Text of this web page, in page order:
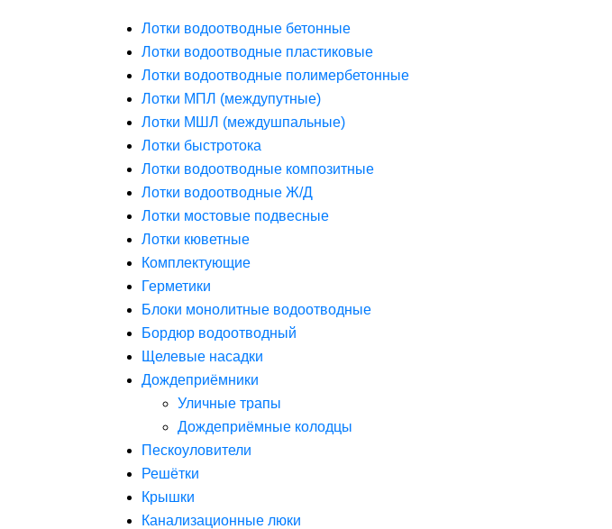
Лотки водоотводные бетонные
Лотки водоотводные пластиковые
Лотки водоотводные полимербетонные
Лотки МПЛ (междупутные)
Лотки МШЛ (междушпальные)
Лотки быстротока
Лотки водоотводные композитные
Лотки водоотводные Ж/Д
Лотки мостовые подвесные
Лотки кюветные
Комплектующие
Герметики
Блоки монолитные водоотводные
Бордюр водоотводный
Щелевые насадки
Дождеприёмники
Уличные трапы
Дождеприёмные колодцы
Пескоуловители
Решётки
Крышки
Канализационные люки